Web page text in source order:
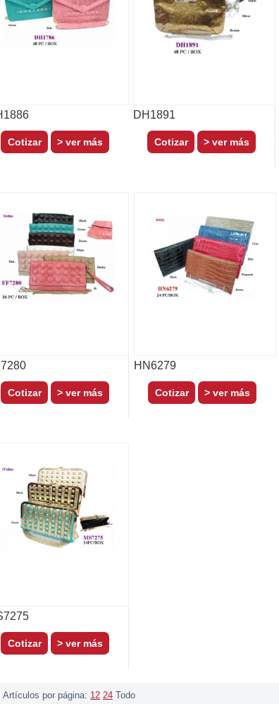
> ver más
DH1891
> ver más
> ver más
HN6279
> ver más
> ver más
Artículos por página: 12 24 Todo